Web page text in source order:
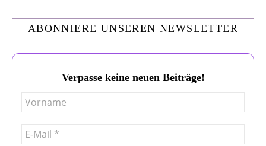
ABONNIERE UNSEREN NEWSLETTER
Verpasse keine neuen Beiträge!